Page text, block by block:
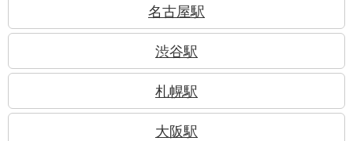
名古屋駅
渋谷駅
札幌駅
大阪駅